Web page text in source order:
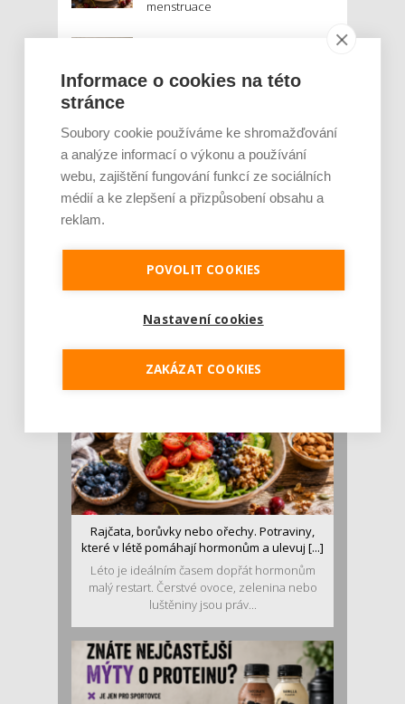
menstruace
Znáte nejčastější mýty o proteinu?
Český startup Goated prodal za
sedm měsíců 200 tisíc
proteinových drinků. Reaguje na
poptávku po funkčním a čistém
složení
až na 80 °C. Mobilům hrozí
poškození baterie, riziková je i
navigace
MOHLO BY VÁS ZAJÍMAT:
Rajčata, borůvky nebo ořechy. Potraviny,
které v létě pomáhají hormonům a ulevuj [...]
Léto je ideálním časem dopřát hormonům
malý restart. Čerstvé ovoce, zelenina nebo
luštěniny jsou práv...
Informace o cookies na této
stránce
Soubory cookie používáme ke shromažďování
a analýze informací o výkonu a používání
webu, zajištění fungování funkcí ze sociálních
médií a ke zlepšení a přizpůsobení obsahu a
reklam.
POVOLIT COOKIES
Nastavení cookies
ZAKÁZAT COOKIES